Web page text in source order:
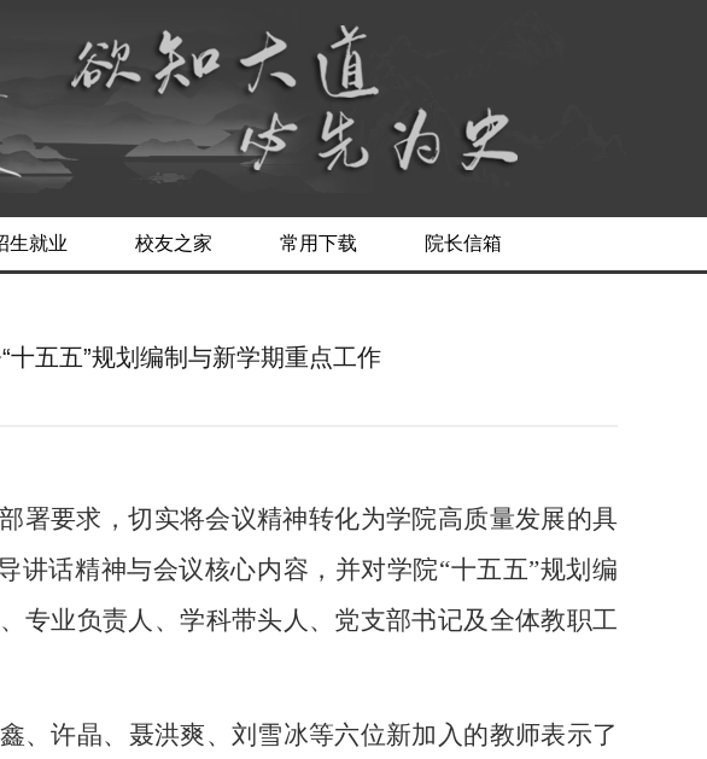
生就业 校友之家 常用下载 院长信箱
五五”规划编制与新学期重点工作
署要求，切实将会议精神转化为学院高质量发展的具
话精神与会议核心内容，并对学院“十五五”规划编
专业负责人、学科带头人、党支部书记及全体教职工
、许晶、聂洪爽、刘雪冰等六位新加入的教师表示了